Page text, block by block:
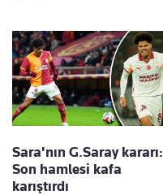
Sara'nın G.Saray kararı:
Son hamlesi kafa
karıştırdı